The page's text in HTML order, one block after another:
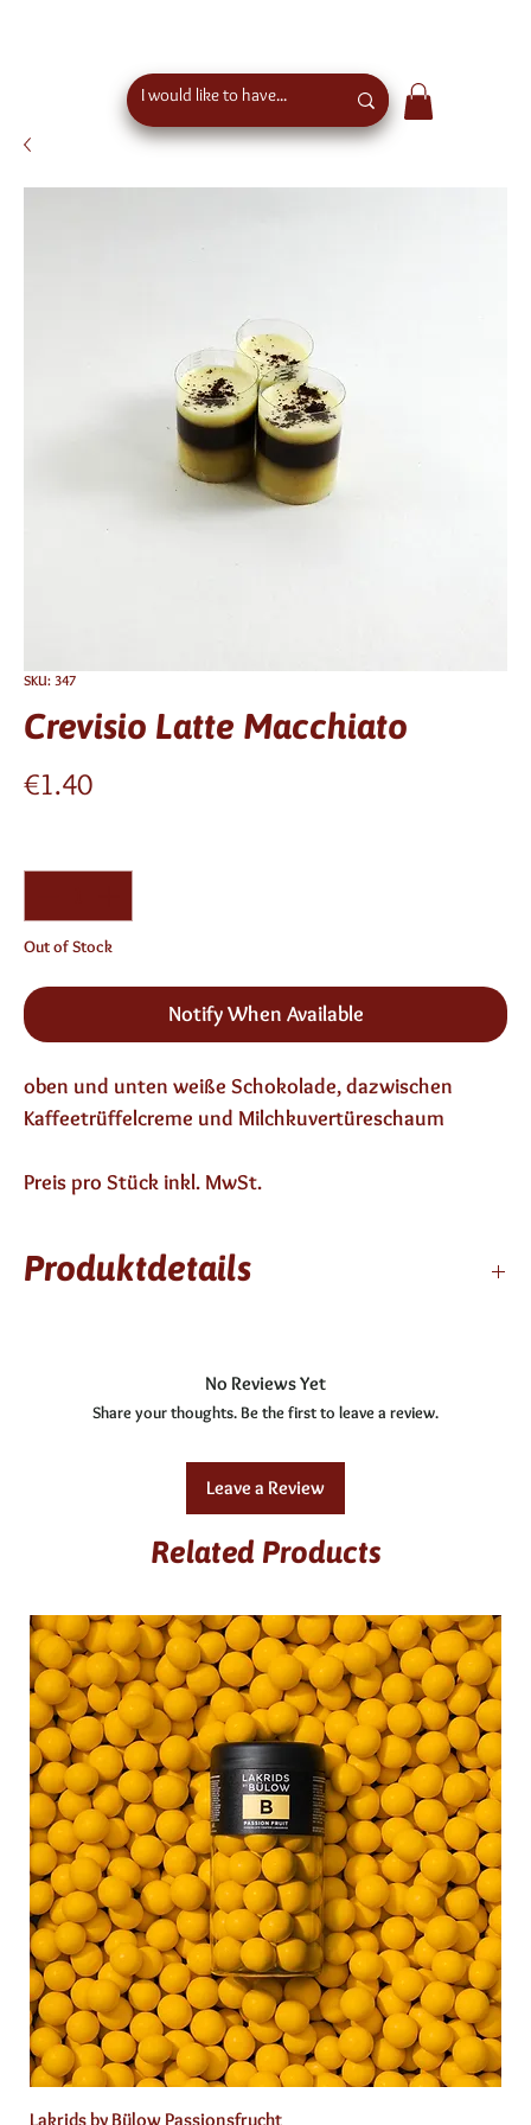
SKU: 347
Crevisio Latte Macchiato
€1.40Price
Out of Stock
Notify When Available
oben und unten weiße Schokolade, dazwischen
Kaffeetrüffelcreme und Milchkuvertüreschaum
Preis pro Stück inkl. MwSt.
Produktdetails
No Reviews Yet
Share your thoughts. Be the first to leave a review.
Leave a Review
Related Products
Lakrids by Bülow Passionsfrucht